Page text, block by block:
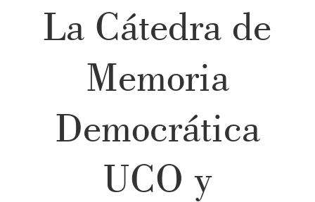
La Cátedra de
Memoria
Democrática
UCO y